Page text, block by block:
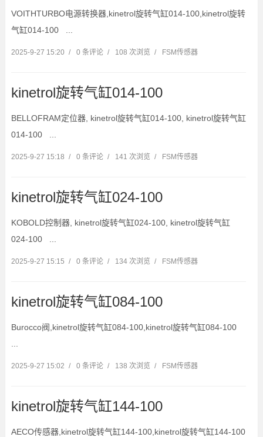
VOITHTURBO电源转换器,kinetrol旋转气缸014-100,kinetrol旋转
气缸014-100 ...
2025-9-27 15:20 / 0 条评论 / 108 次浏览 / FSM传感器
kinetrol旋转气缸014-100
BELLOFRAM定位器, kinetrol旋转气缸014-100, kinetrol旋转气缸
014-100 ...
2025-9-27 15:18 / 0 条评论 / 141 次浏览 / FSM传感器
kinetrol旋转气缸024-100
KOBOLD控制器, kinetrol旋转气缸024-100, kinetrol旋转气缸
024-100 ...
2025-9-27 15:15 / 0 条评论 / 134 次浏览 / FSM传感器
kinetrol旋转气缸084-100
Burocco阀,kinetrol旋转气缸084-100,kinetrol旋转气缸084-100
2025-9-27 15:02 / 0 条评论 / 138 次浏览 / FSM传感器
kinetrol旋转气缸144-100
AECO传感器,kinetrol旋转气缸144-100,kinetrol旋转气缸144-100